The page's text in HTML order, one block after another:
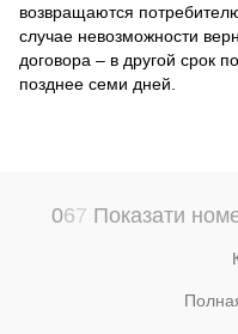
возвращаются
случае невозможности
договора – в другой срок
позднее семи дней.
067 Показати